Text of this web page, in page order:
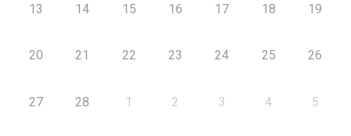
13 14 15 16 17 18 19
20 21 22 23 24 25 26
27 28 1 2 3 4 5